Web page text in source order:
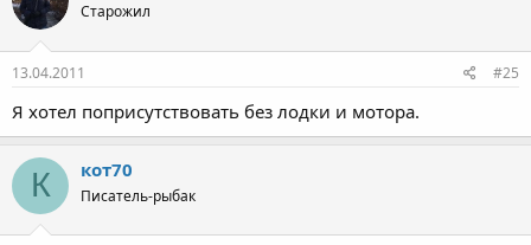
Старожил
13.04.2011 #25
Я хотел поприсутствовать без лодки и мотора.
К кот70
Писатель-рыбак